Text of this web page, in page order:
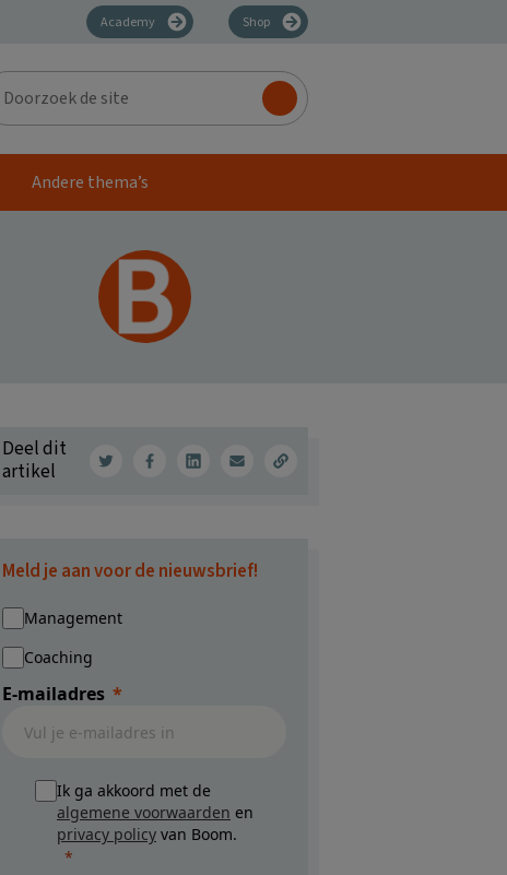
Academy Shop
Andere thema’s
Deel dit
artikel
Meld je aan voor de nieuwsbrief!
Management
Coaching
E-mailadres
Ik ga akkoord met de
algemene voorwaarden en
privacy policy van Boom.